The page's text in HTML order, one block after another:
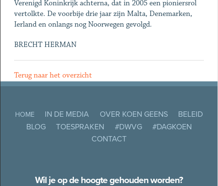
Verenigd Koninkrijk achterna, dat in 2005 een pioniersrol
vertolkte. De voorbije drie jaar zijn Malta, Denemarken,
Ierland en onlangs nog Noorwegen gevolgd.
BRECHT HERMAN
Terug naar het overzicht
HOME IN DE MEDIA OVER KOEN GEENS
BELEID
BLOG
TOESPRAKEN #DWVG
#DAGKOEN
CONTACT
Wil je op de hoogte gehouden worden?